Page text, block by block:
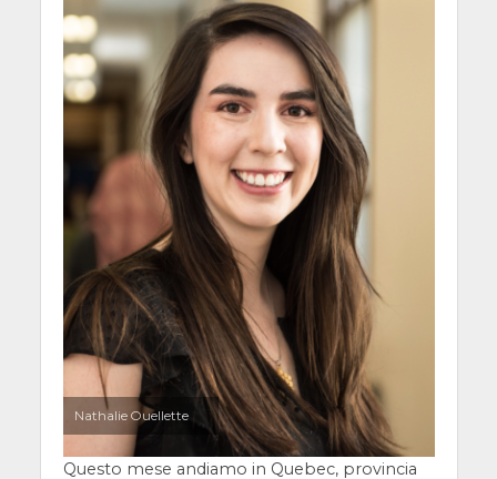
Nathalie Ouellette
Questo mese andiamo in Quebec, provincia